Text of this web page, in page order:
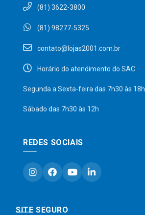
(81) 3622-3800
(81) 98277-5325
contato@lojas2001.com.br
Horário do atendimento do SAC
Segunda a Sexta-feira das 7h30 às 18h
Sábado das 7h30 às 12h
REDES SOCIAIS
SITE SEGURO